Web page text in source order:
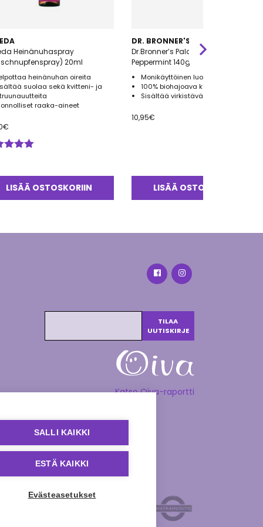
Heinänuhaspray
20ml
heinänuhan oireita
suolaa sekä kvitteni- ja
raaka-aineet
€
/ 5
LISÄÄ OSTOSKORIIN
DR. BRONNER'S
Dr.Bronner’s Palasaippua
Peppermint 140g
Monikäyttöinen luomu palasaippua
100% biohajoava kääre
Sisältää virkistävää piparminttua
10,95€
LISÄÄ OSTOSKORIIN
Katso Oiva-raportti
SALLI KAIKKI
ESTÄ KAIKKI
Evästeasetukset